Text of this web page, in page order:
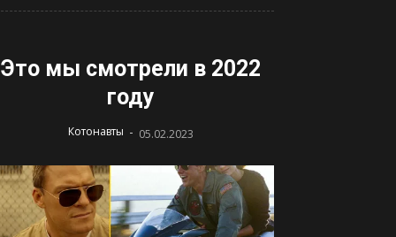
Это мы смотрели в 2022
году
Котонавты - 05.02.2023